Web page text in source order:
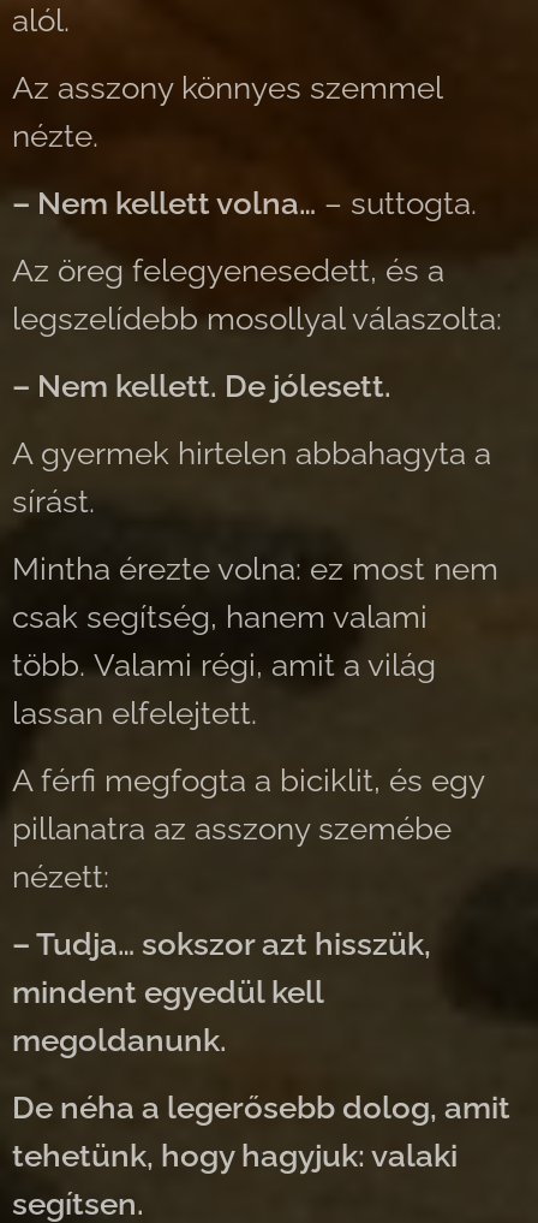
alól.
Az asszony könnyes szemmel
nézte.
– Nem kellett volna… – suttogta.
Az öreg felegyenesedett, és a
legszelídebb mosollyal válaszolta:
– Nem kellett. De jólesett.
A gyermek hirtelen abbahagyta a
sírást.
Mintha érezte volna: ez most nem
csak segítség, hanem valami
több. Valami régi, amit a világ
lassan elfelejtett.
A férfi megfogta a biciklit, és egy
pillanatra az asszony szemébe
nézett:
– Tudja… sokszor azt hisszük,
mindent egyedül kell
megoldanunk.
De néha a legerősebb dolog, amit
tehetünk, hogy hagyjuk: valaki
segítsen.